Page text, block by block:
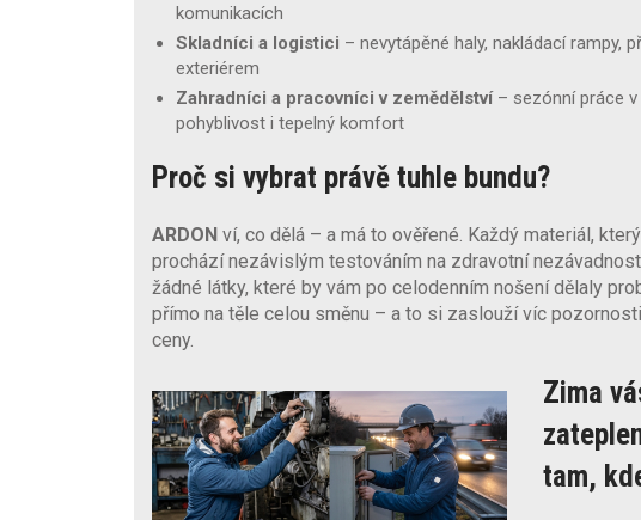
komunikacích
Skladníci a logistici – nevytápěné haly, nakládací rampy,
exteriérem
Zahradníci a pracovníci v zemědělství– sezónní práce v
pohyblivost i tepelný komfort
Proč si vybrat právě tuhle bundu?
ARDON ví, co dělá – a má to ověřené. Každý materiál,
prochází nezávislým testováním na zdravotní
žádné látky, které by vám po celodenním nošení dělaly
přímo na těle celou směnu – a to si zaslouží víc
ceny.
Zima
tam,